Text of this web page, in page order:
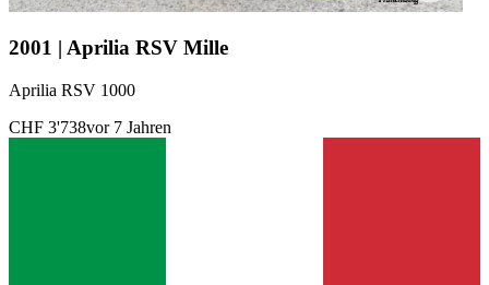
2001 | Aprilia RSV Mille
Aprilia RSV 1000
CHF 3'738vor 7 Jahren